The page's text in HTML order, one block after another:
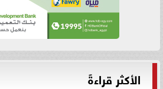
الأكثر قراءةً